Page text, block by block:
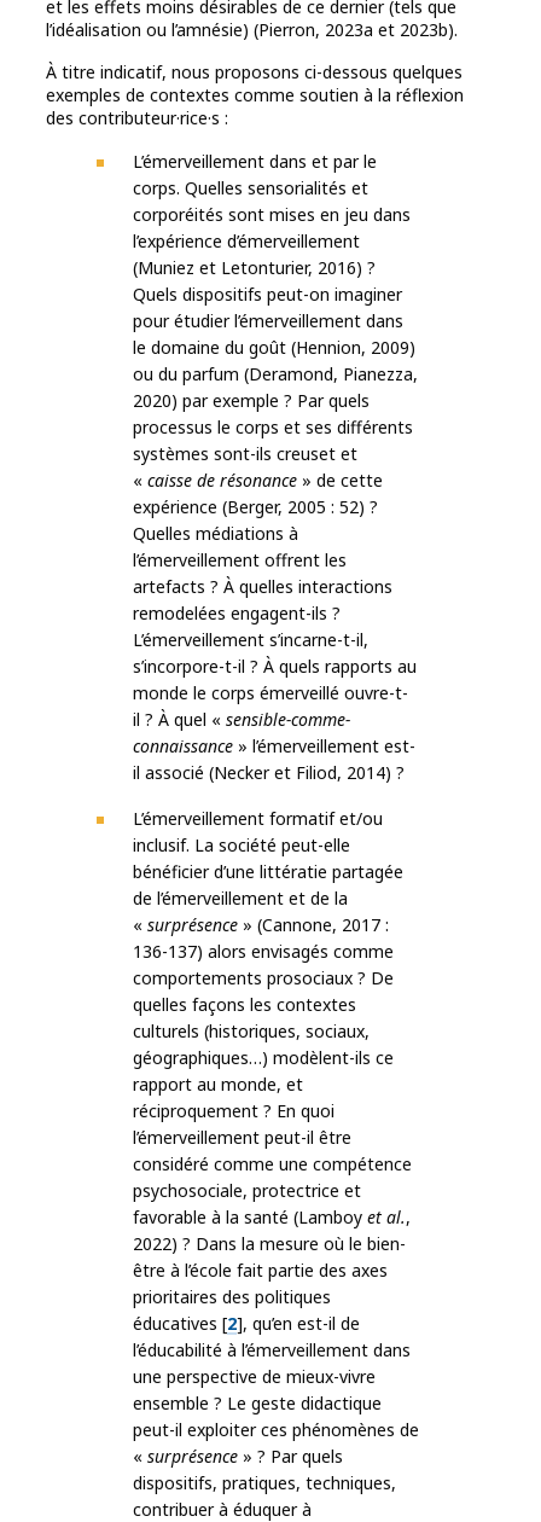
et les effets moins désirables de ce dernier (tels que
l’idéalisation ou l’amnésie) (Pierron, 2023a et 2023b).
À titre indicatif, nous proposons ci-dessous quelques
exemples de contextes comme soutien à la réflexion
des contributeur·rice·s :
L’émerveillement dans et par le
corps. Quelles sensorialités et
corporéités sont mises en jeu dans
l’expérience d’émerveillement
(Muniez et Letonturier, 2016) ?
Quels dispositifs peut-on imaginer
pour étudier l’émerveillement dans
le domaine du goût (Hennion, 2009)
ou du parfum (Deramond, Pianezza,
2020) par exemple ? Par quels
processus le corps et ses différents
systèmes sont-ils creuset et
« caisse de résonance » de cette
expérience (Berger, 2005 : 52) ?
Quelles médiations à
l’émerveillement offrent les
artefacts ? À quelles interactions
remodelées engagent-ils ?
L’émerveillement s’incarne-t-il,
s’incorpore-t-il ? À quels rapports au
monde le corps émerveillé ouvre-t-
il ? À quel « sensible-comme-
connaissance » l’émerveillement est-
il associé (Necker et Filiod, 2014) ?
L’émerveillement formatif et/ou
inclusif. La société peut-elle
bénéficier d’une littératie partagée
de l’émerveillement et de la
« surprésence » (Cannone, 2017 :
136-137) alors envisagés comme
comportements prosociaux ? De
quelles façons les contextes
culturels (historiques, sociaux,
géographiques…) modèlent-ils ce
rapport au monde, et
réciproquement ? En quoi
l’émerveillement peut-il être
considéré comme une compétence
psychosociale, protectrice et
favorable à la santé (Lamboy et al.,
2022) ? Dans la mesure où le bien-
être à l’école fait partie des axes
prioritaires des politiques
éducatives [2], qu’en est-il de
l’éducabilité à l’émerveillement dans
une perspective de mieux-vivre
ensemble ? Le geste didactique
peut-il exploiter ces phénomènes de
« surprésence » ? Par quels
dispositifs, pratiques, techniques,
contribuer à éduquer à